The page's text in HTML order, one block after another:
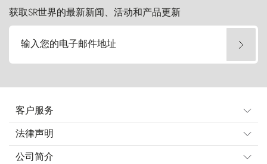
获取SR世界的最新新闻、活动和产品更新
输入您的电子邮件地址
客户服务
法律声明
公司简介